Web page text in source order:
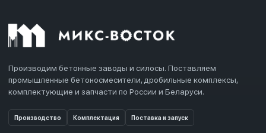
Производим бетонные заводы и силосы. Поставляем
промышленные бетоносмесители, дробильные комплексы,
комплектующие и запчасти по России и Беларуси.
Производство Комплектация Поставка и запуск